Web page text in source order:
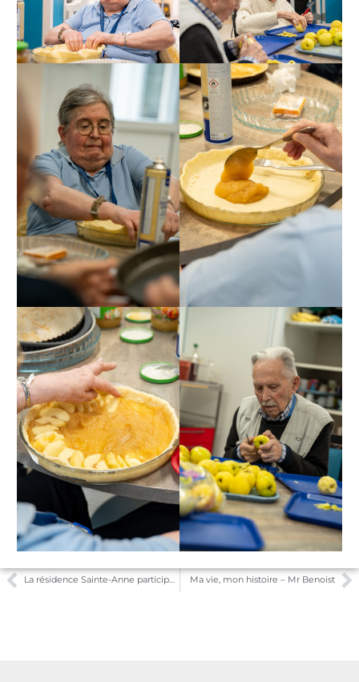
La résidence Sainte-Anne participe au concours Top Culture Ma vie, mon histoire – Mr Benoist